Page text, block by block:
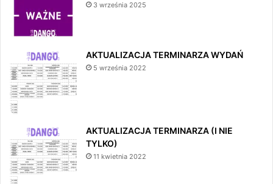
3 września 2025
AKTUALIZACJA TERMINARZA WYDAŃ
5 września 2022
AKTUALIZACJA TERMINARZA (I NIE
TYLKO)
11 kwietnia 2022